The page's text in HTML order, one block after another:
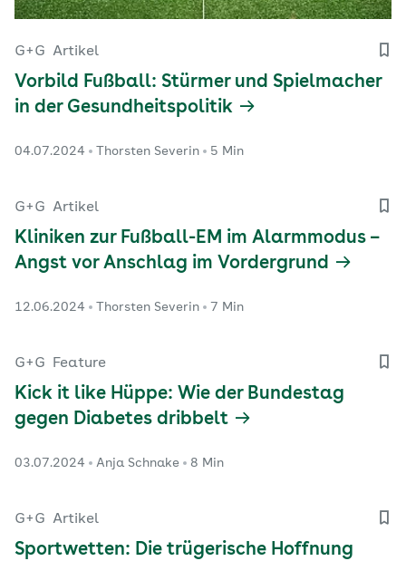
G+G Artikel
Vorbild Fußball: Stürmer und Spielmacher
in der Gesundheitspolitik
04.07.2024 Thorsten Severin 5 Min
G+G Artikel
Kliniken zur Fußball-EM im Alarmmodus –
Angst vor Anschlag im Vordergrund
12.06.2024 Thorsten Severin 7 Min
G+G Feature
Kick it like Hüppe: Wie der Bundestag
gegen Diabetes dribbelt
03.07.2024 Anja Schnake 8 Min
G+G Artikel
Sportwetten: Die trügerische Hoffnung